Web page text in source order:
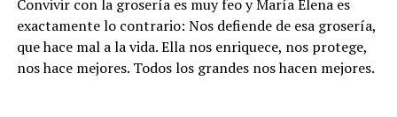
Convivir con la grosería es muy feo y María Elena es
exactamente lo contrario: Nos defiende de esa grosería,
que hace mal a la vida. Ella nos enriquece, nos protege,
nos hace mejores. Todos los grandes nos hacen mejores.